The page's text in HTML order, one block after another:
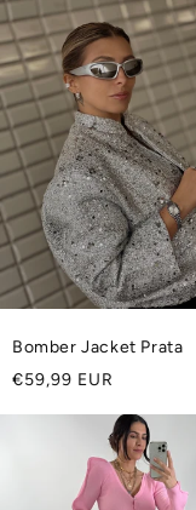
Bomber Jacket Prata
Preço
€59,99 EUR